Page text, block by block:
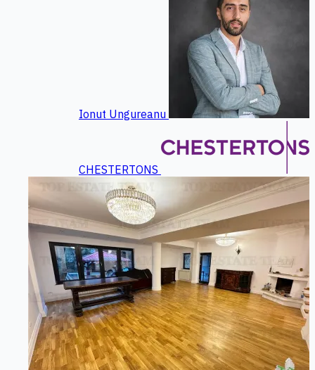
Ionut Ungureanu
CHESTERTONS